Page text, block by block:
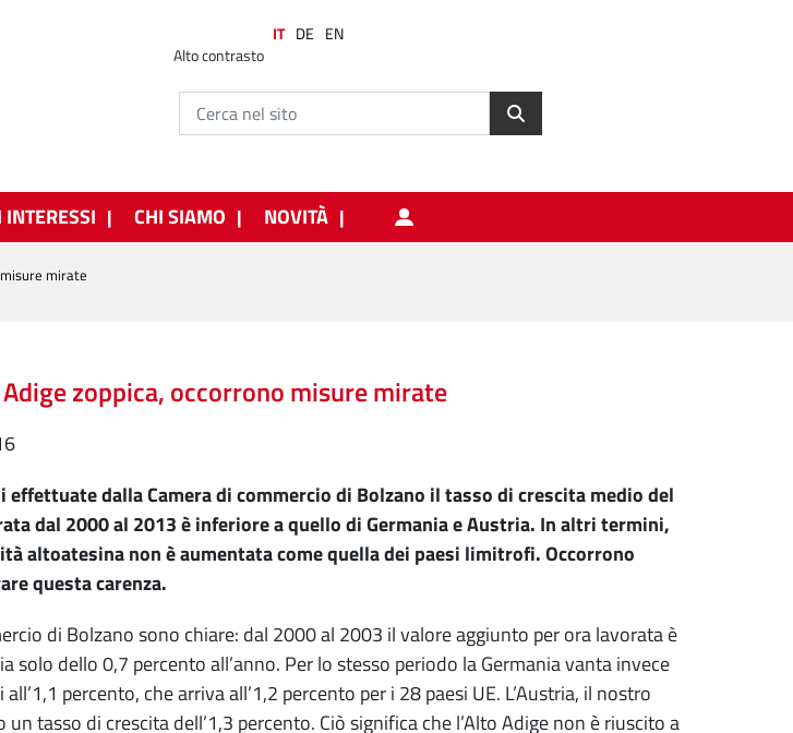
Alto contrasto
IT DE EN
CHI SIAMO NOVITÀ
mirate
zoppica, occorrono misure mirate
dalla Camera di commercio di Bolzano il tasso di crescita medio del
dal 2000 al 2013 è inferiore a quello di Germania e Austria. In altri termini,
altoatesina non è aumentata come quella dei paesi limitrofi.Occorrono
questa carenza.
di Bolzano sono chiare: dal 2000 al 2003 il valore aggiunto per ora lavorata è
solo dello 0,7 percento all’anno. Per lo stesso periodo la Germania vanta invece
percento, che arriva all’1,2 percento per i 28 paesi UE. L’Austria, il nostro
tasso di crescita dell’1,3 percento. Ciò significa che l’Alto Adige non è riuscito a